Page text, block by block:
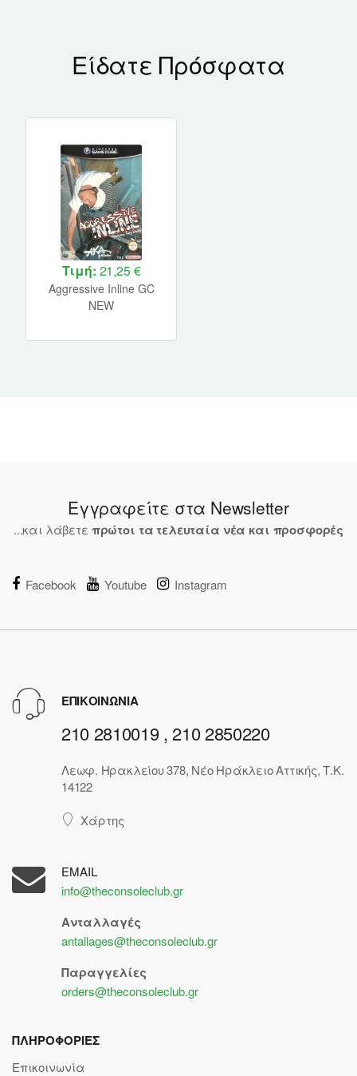
Είδατε Πρόσφατα
Τιμή: 21,25 €
Aggressive Inline GC
NEW
Εγγραφείτε στα Newsletter
...και λάβετε πρώτοι τα τελευταία νέα και προσφορές
Facebook Youtube Instagram
ΕΠΙΚΟΙΝΩΝΙΑ
210 2810019 , 210 2850220
Λεωφ. Ηρακλείου 378, Νέο Ηράκλειο Αττικής, Τ.Κ.
14122
Χάρτης
EMAIL
info@theconsoleclub.gr
Ανταλλαγές
antallages@theconsoleclub.gr
Παραγγελίες
orders@theconsoleclub.gr
ΠΛΗΡΟΦΟΡΙΕΣ
Επικοινωνία